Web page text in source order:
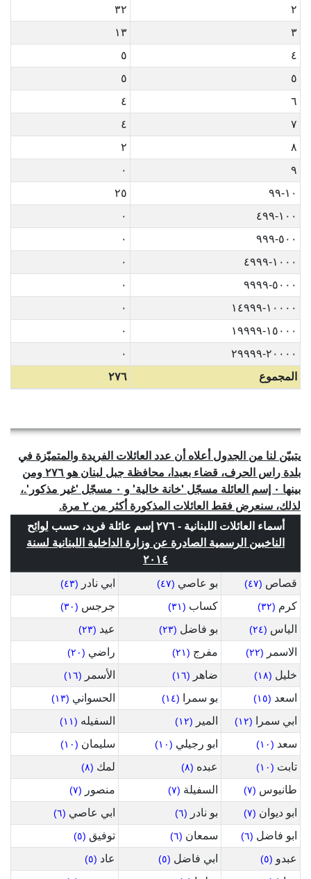
٢
٣٢
٣
١٣
٤
٥
٥
٥
٦
٤
٧
٤
٨
٢
٩
٠
١٠-٩٩
٢٥
١٠٠-٤٩٩
٠
٥٠٠-٩٩٩
٠
١٠٠٠-٤٩٩٩
٠
٥٠٠٠-٩٩٩٩
٠
١٠٠٠٠-١٤٩٩٩
٠
١٥٠٠٠-١٩٩٩٩
٠
٢٠٠٠٠-٢٩٩٩٩
٠
المجموع
٢٧٦
يتبيّن لنا من الجدول أعلاه أن عدد العائلات الفريدة والمتميّزة في
بلدة راس الحرف، قضاء بعبدا، محافظة جبل لبنان هو ٢٧٦ ومن
بينها ٠ إسم العائلة مسجّل 'خانة خالية' و ٠ مسجّل 'غير مذكور'.،
لذلك، سنعرض فقط العائلات المذكورة أكثر من ٢ مرة.
أسماء العائلات اللبنانية - ٢٧٦ إسم عائلة فريد، حسب
لوائح
الناخبين الرسمية الصادرة عن وزارة الداخلية اللبنانية لسنة
٢٠١٤
قصاص (٤٧) بو عاصي (٤٧) ابي نادر (٤٣)
كرم (٣٢) كساب (٣١) جرجس (٣٠)
الياس (٢٤) بو فاضل (٢٣) عيد (٢٣)
الاسمر (٢٢) مفرج (٢١) راضي (٢٠)
خليل (١٨) ضاهر (١٦) الأسمر (١٦)
اسعد (١٥) بو سمرا (١٤) الحسواني (١٣)
ابي سمرا (١٢) المير (١٢) السفيله (١١)
سعد (١٠) ابو رجيلي (١٠) سليمان (١٠)
تابت (١٠) عبده (٨) لمك (٨)
طانيوس (٧) السفيلة (٧) منصور (٧)
ابو ديوان (٧) بو نادر (٦) ابي عاصي (٦)
ابو فاضل (٦) سمعان (٦) توفيق (٥)
عبدو (٥) ابي فاضل (٥) عاد (٥)